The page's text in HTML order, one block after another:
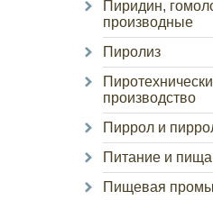
Пиридин,
производные
Пиролиз
производство
Пиррол и
Питание и пища
Пищевая